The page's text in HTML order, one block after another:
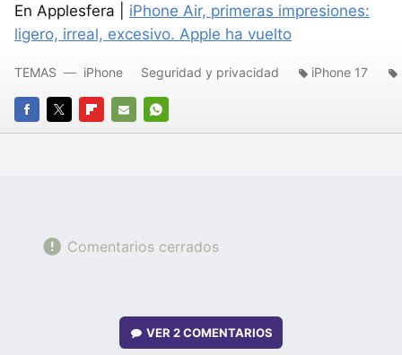
En Applesfera | iPhone Air, primeras impresiones:
ligero, irreal, excesivo. Apple ha vuelto
FACEBOOK
TWITTERFLIPBOARD
E-
WHATSAPP
TEMAS iPhone Seguridad y privacidad iPhone 17
Comentarios cerrados
VER2 COMENTARIOS